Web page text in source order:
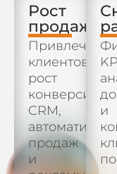
Рост
продаж
клиентов,
рост
конверсии,
CRM,
продаж
и
и